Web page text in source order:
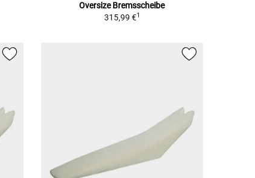
Oversize Bremsscheibe
315,99 €1